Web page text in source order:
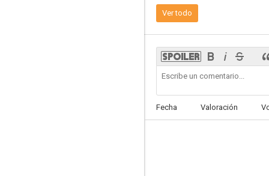
La infancia de un líder
7.0
Ver todo
Fecha Valoración